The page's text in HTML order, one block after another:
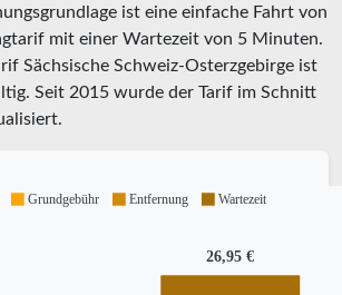
ist eine einfache Fahrt von
mit einer Wartezeit von 5 Minuten.
Sächsische Schweiz-Osterzgebirge ist
Seit 2015 wurde der Tarif im Schnitt
26,95 €
Grundgebühr Entfernung Wartezeit